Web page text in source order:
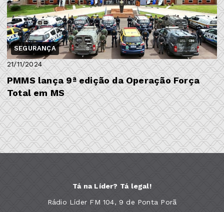
SEGURANÇA
21/11/2024
PMMS lança 9ª edição da Operação Força
Total em MS
Tá na Líder? Tá legal!
Rádio Líder FM 104, 9 de Ponta Porã